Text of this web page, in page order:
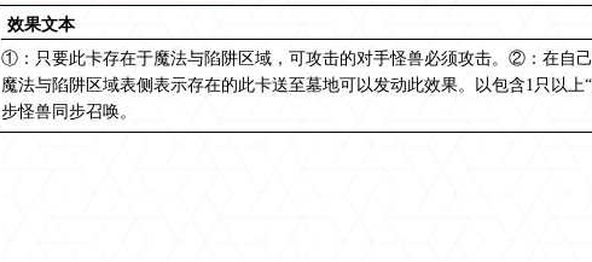
效果文本
①：只要此卡存在于魔法与陷阱区域，可攻击的对手怪兽必须攻击。②：在自
魔法与陷阱区域表侧表示存在的此卡送至墓地可以发动此效果。以包含1只以上
步怪兽同步召唤。